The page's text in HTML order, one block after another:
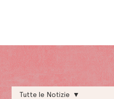
Tutte le Notizie